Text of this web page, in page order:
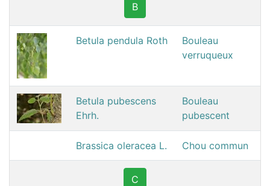
B
Betula pendula Roth
Bouleau
verruqueux
Betula pubescens
Ehrh.
Bouleau
pubescent
Brassica oleracea L. Chou commun
C